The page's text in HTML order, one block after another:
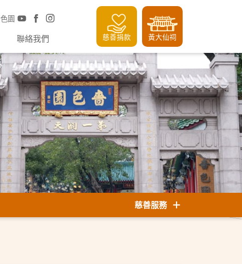
園
聯絡我們 慈善捐款 黃大仙祠
慈善服務